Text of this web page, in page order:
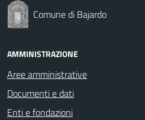
Comune di Bajardo
AMMINISTRAZIONE
Aree amministrative
Documenti e dati
Enti e fondazioni